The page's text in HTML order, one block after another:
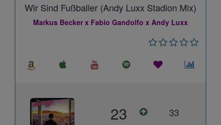
Wir Sind Fußballer (Andy Luxx Stadion Mix)
Markus Becker x Fabio Gandolfo x Andy Luxx
23 33